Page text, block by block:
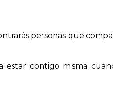
personas que
estar contigo misma